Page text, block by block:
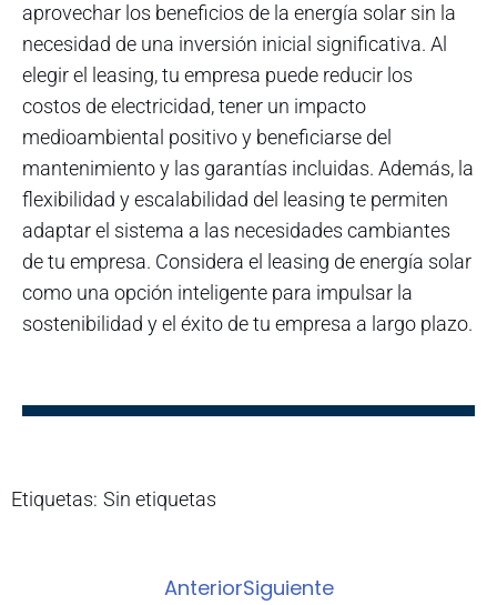
aprovechar los beneficios de la energía solar sin la
necesidad de una inversión inicial significativa. Al
elegir el leasing, tu empresa puede reducir los
costos de electricidad, tener un impacto
medioambiental positivo y beneficiarse del
mantenimiento y las garantías incluidas. Además, la
flexibilidad y escalabilidad del leasing te permiten
adaptar el sistema a las necesidades cambiantes
de tu empresa. Considera el leasing de energía solar
como una opción inteligente para impulsar la
sostenibilidad y el éxito de tu empresa a largo plazo.
Etiquetas: Sin etiquetas
AnteriorSiguiente